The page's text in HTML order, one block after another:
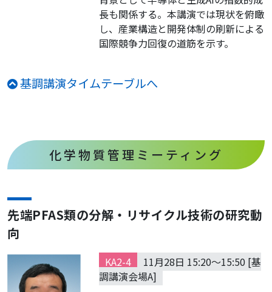
長も関係する。本講演では現状を俯瞰
し、産業構造と開発体制の刷新による
国際競争力回復の道筋を示す。
基調講演タイムテーブルへ
化学物質管理ミーティング
先端PFAS類の分解・リサイクル技術の研究動
向
KA2-4
11月28日 15:20～15:50 [基
調講演会場A]